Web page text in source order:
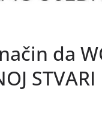
da
STVARI